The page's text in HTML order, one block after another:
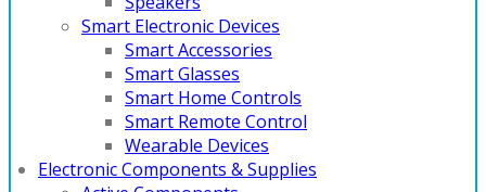
Smart Electronic Devices
Smart Accessories
Smart Glasses
Smart Home Controls
Smart Remote Control
Wearable Devices
Electronic Components & Supplies